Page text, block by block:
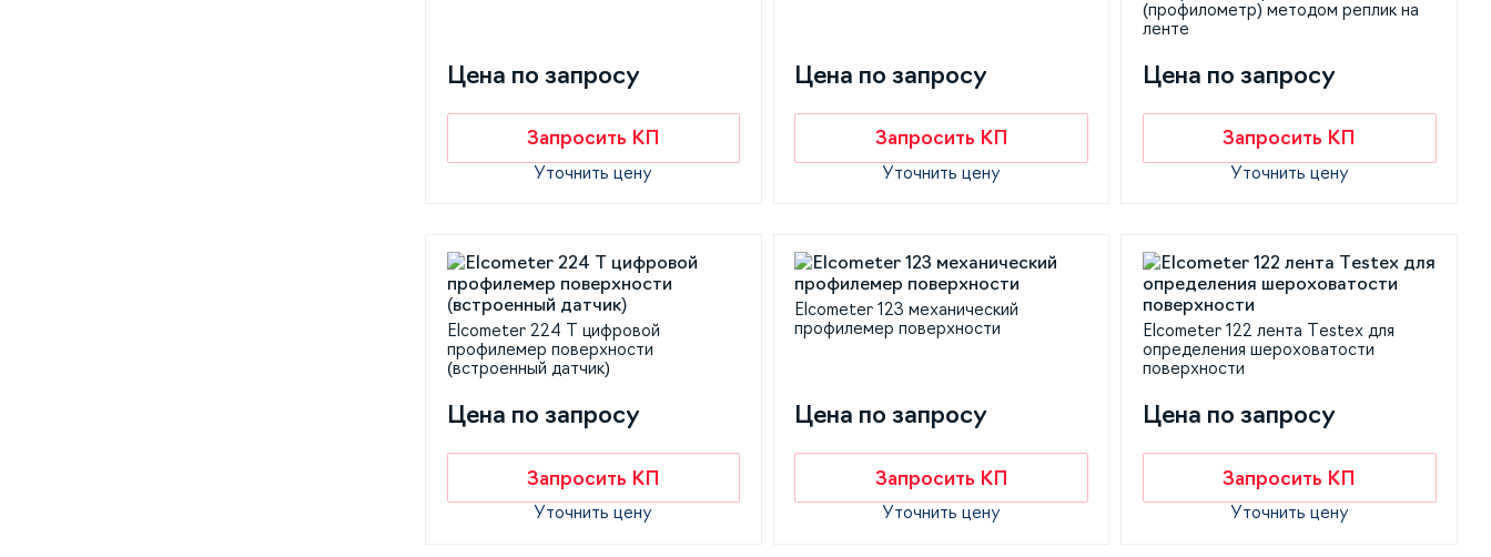
Цена по запросу
Запросить КП
Уточнить цену
Цена по запросу
Запросить КП
Уточнить цену
(профилометр) методом реплик на
ленте
Цена по запросу
Запросить КП
Уточнить цену
Elcometer 224 Т цифровой
профилемер поверхности
(встроенный датчик)
Цена по запросу
Запросить КП
Уточнить цену
Elcometer 123 механический
профилемер поверхности
Цена по запросу
Запросить КП
Уточнить цену
Elcometer 122 лента Testex для
определения шероховатости
поверхности
Цена по запросу
Запросить КП
Уточнить цену